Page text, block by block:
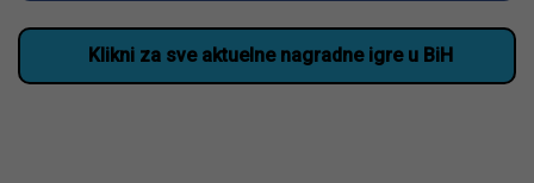
Klikni za sve aktuelne nagradne igre u BiH